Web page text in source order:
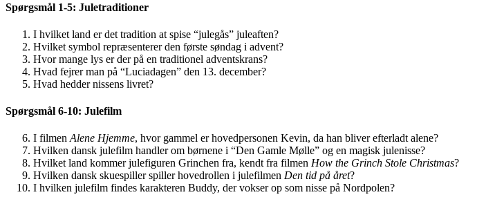
Spørgsmål 1-5: Juletraditioner
I hvilket land er det tradition at spise “julegås” juleaften?
Hvilket symbol repræsenterer den første søndag i advent?
Hvor mange lys er der på en traditionel adventskrans?
Hvad fejrer man på “Luciadagen” den 13. december?
Hvad hedder nissens livret?
Spørgsmål 6-10: Julefilm
I filmen Alene Hjemme, hvor gammel er hovedpersonen Kevin, da han bliver efterladt alene?
Hvilken dansk julefilm handler om børnene i “Den Gamle Mølle” og en magisk julenisse?
Hvilket land kommer julefiguren Grinchen fra, kendt fra filmen How the Grinch Stole Christmas?
Hvilken dansk skuespiller spiller hovedrollen i julefilmen Den tid på året?
I hvilken julefilm findes karakteren Buddy, der vokser op som nisse på Nordpolen?